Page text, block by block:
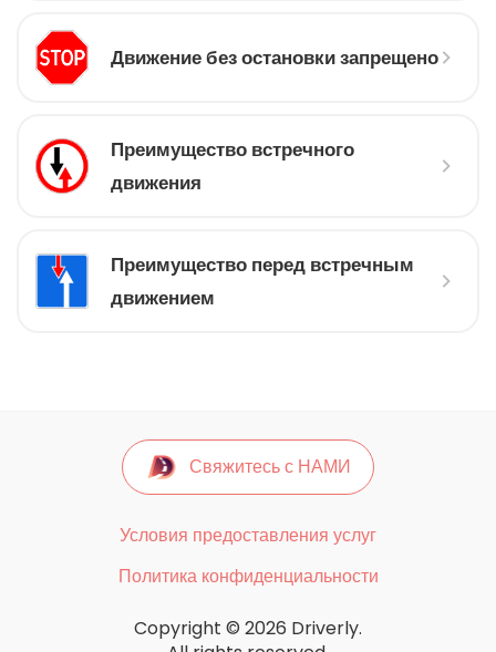
Движение без остановки запрещено
Преимущество встречного
движения
Преимущество перед встречным
движением
Свяжитесь с НАМИ
Условия предоставления услуг
Политика конфиденциальности
Copyright © 2026 Driverly.